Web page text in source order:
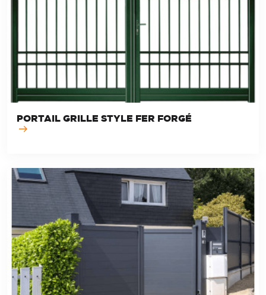
PORTAIL GRILLE STYLE FER FORGÉ